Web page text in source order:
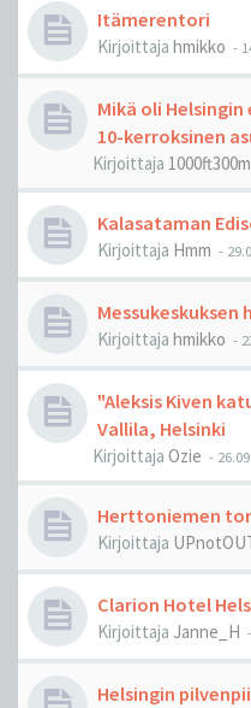
Itämerentori
Kirjoittaja hmikko -
Mikä oli
10-kerroksinen
Kirjoittaja 1000ft300m
Kalasataman
Kirjoittaja Hmm -
Messukeskuksen
Kirjoittaja hmikko -
"Aleksis Kiven
Vallila, Helsinki
Kirjoittaja Ozie -
Herttoniemen
Kirjoittaja
Clarion Hotel
Kirjoittaja Janne_H -
Helsingin